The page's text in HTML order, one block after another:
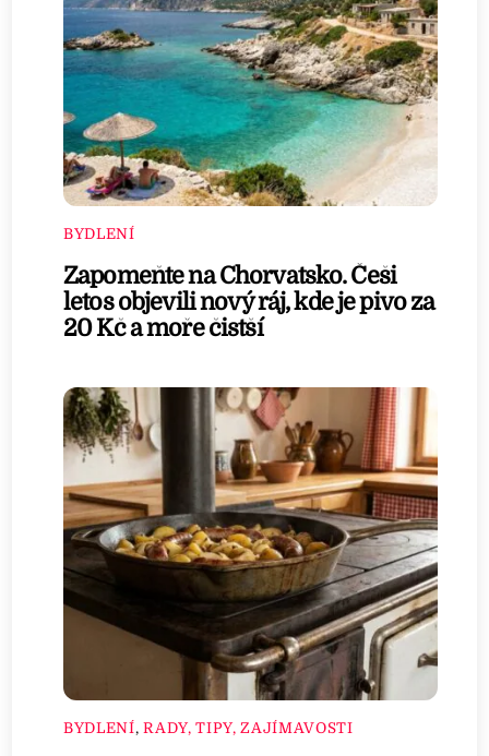
BYDLENÍ
Zapomeňte na Chorvatsko. Češi
letos objevili nový ráj, kde je pivo za
20 Kč a moře čistší
BYDLENÍ,RADY, TIPY, ZAJÍMAVOSTI